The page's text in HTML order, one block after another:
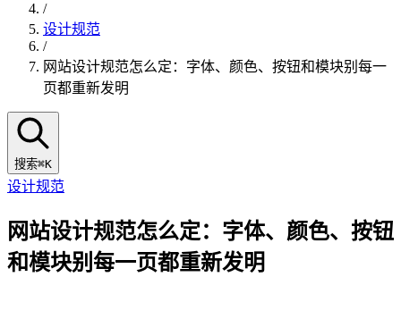
/
设计规范
/
网站设计规范怎么定：字体、颜色、按钮和模块别每一
页都重新发明
搜索⌘K
设计规范
网站设计规范怎么定：字体、颜色、按钮
和模块别每一页都重新发明